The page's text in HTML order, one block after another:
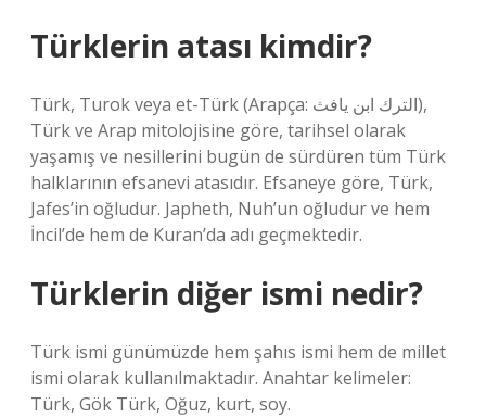
Türklerin atası kimdir?
Türk, Turok veya et-Türk (Arapça: الترك ابن يافث),
Türk ve Arap mitolojisine göre, tarihsel olarak
yaşamış ve nesillerini bugün de sürdüren tüm Türk
halklarının efsanevi atasıdır. Efsaneye göre, Türk,
Jafes’in oğludur. Japheth, Nuh’un oğludur ve hem
İncil’de hem de Kuran’da adı geçmektedir.
Türklerin diğer ismi nedir?
Türk ismi günümüzde hem şahıs ismi hem de millet
ismi olarak kullanılmaktadır. Anahtar kelimeler:
Türk, Gök Türk, Oğuz, kurt, soy.